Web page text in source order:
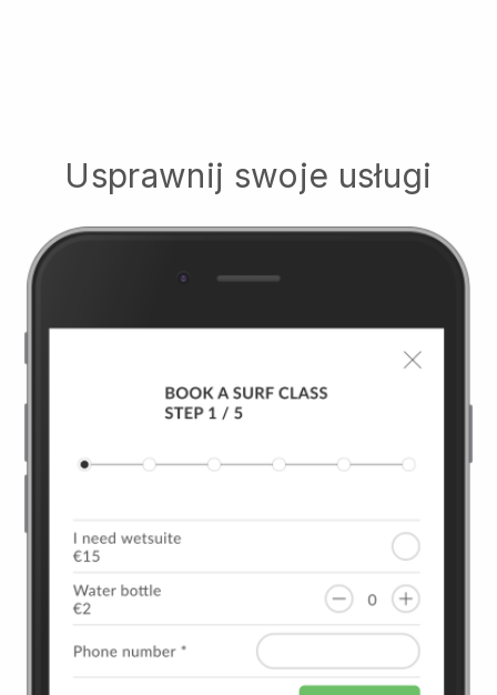
Usprawnij swoje usługi